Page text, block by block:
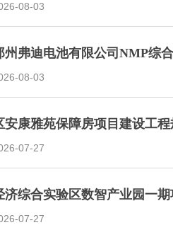
08-03
州弗迪电池有限公司NMP综
08-03
安康雅苑保障房项目建设工
07-27
济综合实验区数智产业园一
07-27